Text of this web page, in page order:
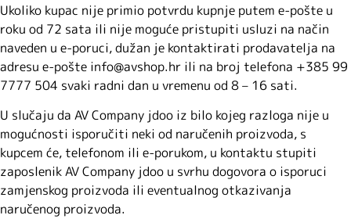
Ukoliko kupac nije primio potvrdu kupnje putem e-pošte u
roku od 72 sata ili nije moguće pristupiti usluzi na način
naveden u e-poruci, dužan je kontaktirati prodavatelja na
adresu e-pošte info@avshop.hr ili na broj telefona +385 99
7777 504 svaki radni dan u vremenu od 8 – 16 sati.
U slučaju da AV Company jdoo iz bilo kojeg razloga nije u
mogućnosti isporučiti neki od naručenih proizvoda, s
kupcem će, telefonom ili e-porukom, u kontaktu stupiti
zaposlenik AV Company jdoo u svrhu dogovora o isporuci
zamjenskog proizvoda ili eventualnog otkazivanja
naručenog proizvoda.